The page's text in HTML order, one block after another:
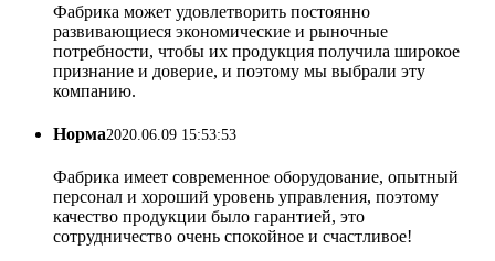
Фабрика может удовлетворить постоянно
развивающиеся экономические и рыночные
потребности, чтобы их продукция получила широкое
признание и доверие, и поэтому мы выбрали эту
компанию.
Норма2020.06.09 15:53:53
Фабрика имеет современное оборудование, опытный
персонал и хороший уровень управления, поэтому
качество продукции было гарантией, это
сотрудничество очень спокойное и счастливое!